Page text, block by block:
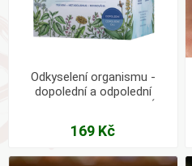
Odkyselení organismu -
dopolední a odpolední
bylinný čaj PORCOVANÝ
169 Kč